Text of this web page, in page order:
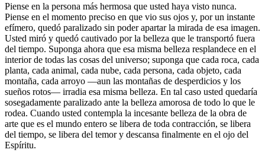
Piense en la persona más hermosa que usted haya visto nunca.
Piense en el momento preciso en que vio sus ojos y, por un instante
efímero, quedó paralizado sin poder apartar la mirada de esa imagen.
Usted miró y quedó cautivado por la belleza que le transportó fuera
del tiempo. Suponga ahora que esa misma belleza resplandece en el
interior de todas las cosas del universo; suponga que cada roca, cada
planta, cada animal, cada nube, cada persona, cada objeto, cada
montaña, cada arroyo ―aun las montañas de desperdicios y los
sueños rotos― irradia esa misma belleza. En tal caso usted quedaría
sosegadamente paralizado ante la belleza amorosa de todo lo que le
rodea. Cuando usted contempla la incesante belleza de la obra de
arte que es el mundo entero se libera de toda contracción, se libera
del tiempo, se libera del temor y descansa finalmente en el ojo del
Espíritu.